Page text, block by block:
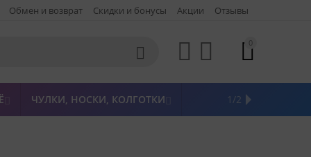
Обмен и возврат Скидки и бонусы Акции Отзывы
   0

ЧУЛКИ, НОСКИ, КОЛГОТКИ ЖЕНСКАЯ ОДЕЖДА
ПОСЛЕДНИЙ РАЗМЕР
НОВИНКИ
РАСПРОДАЖА
БРЕНДЫ1/2